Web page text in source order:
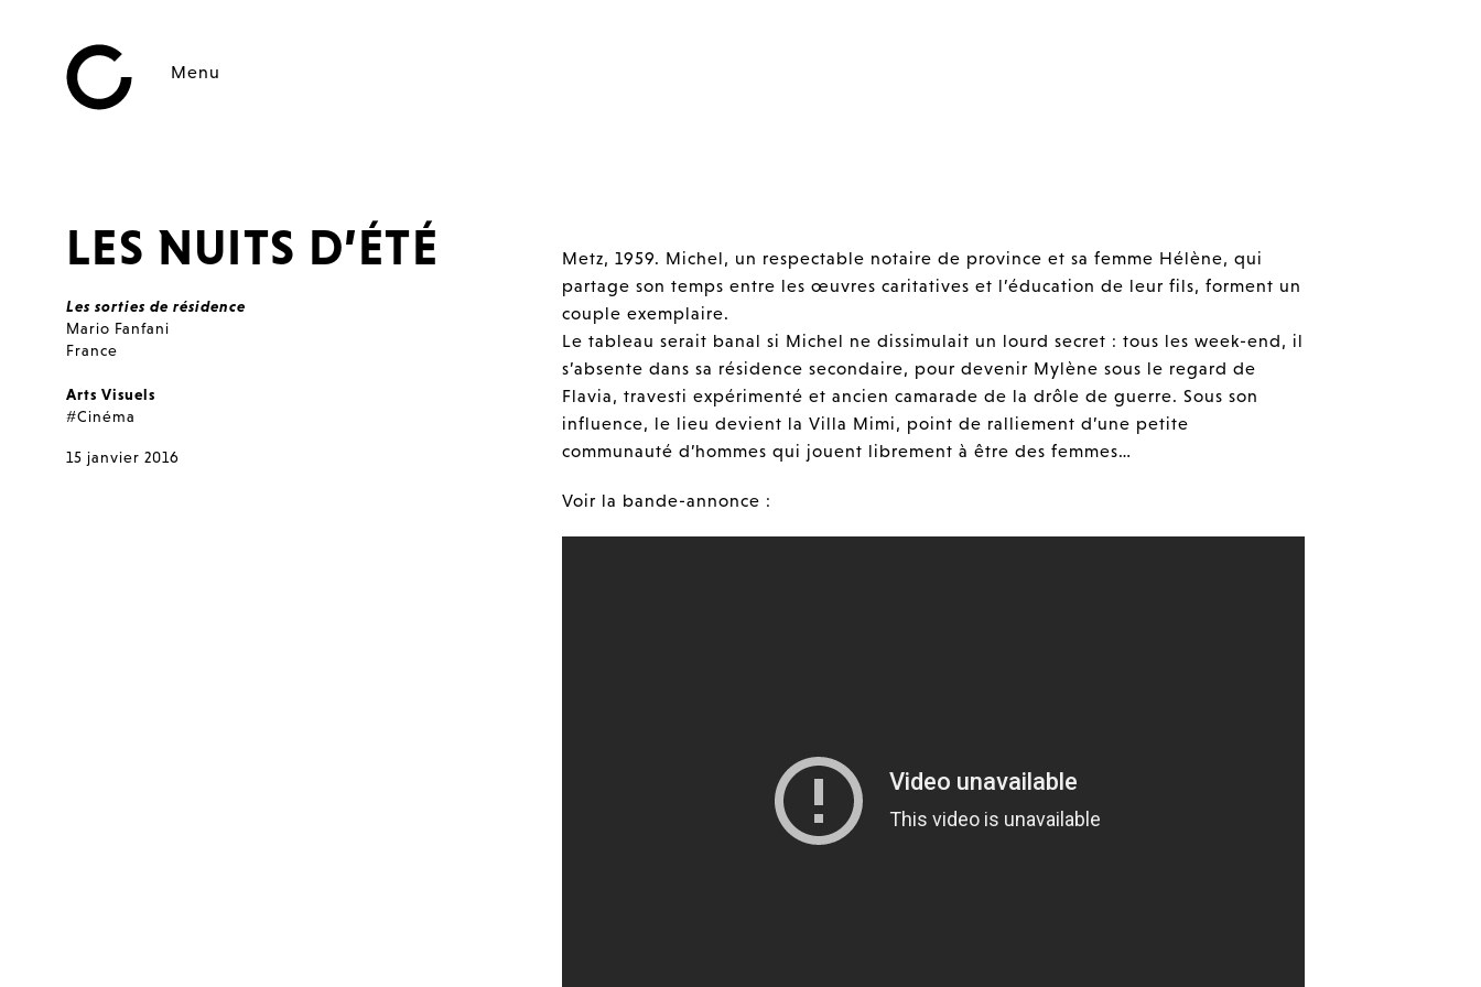
Menu
LES NUITS D’ÉTÉ
Les sorties de résidence
Mario Fanfani
France
Arts Visuels
#Cinéma
15 janvier 2016
Metz, 1959. Michel, un respectable notaire de province et sa femme Hélène, qui
partage son temps entre les œuvres caritatives et l’éducation de leur fils, forment un
couple exemplaire.
Le tableau serait banal si Michel ne dissimulait un lourd secret : tous les week-end, il
s’absente dans sa résidence secondaire, pour devenir Mylène sous le regard de
Flavia, travesti expérimenté et ancien camarade de la drôle de guerre. Sous son
influence, le lieu devient la Villa Mimi, point de ralliement d’une petite
communauté d’hommes qui jouent librement à être des femmes…
Voir la bande-annonce :